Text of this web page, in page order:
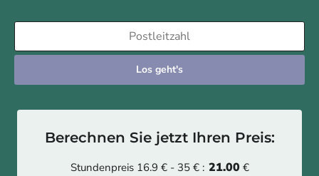
Los geht's
Berechnen Sie jetzt Ihren Preis:
Stundenpreis 16.9 € - 35 € : 21.00 €